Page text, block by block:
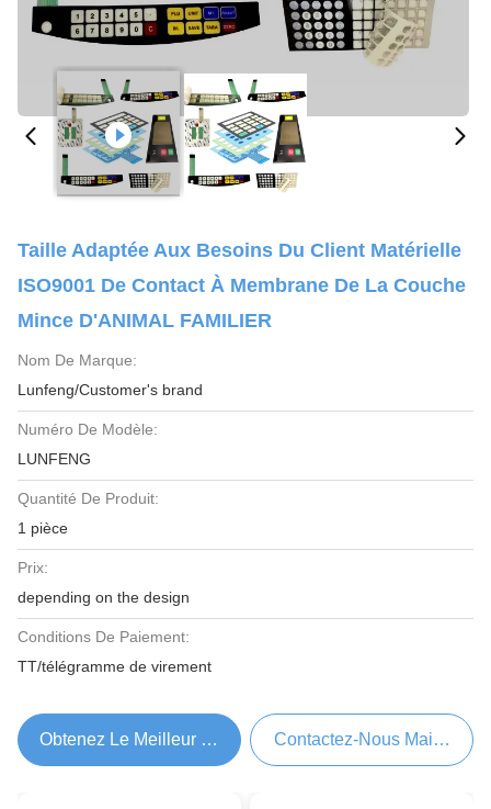
Taille Adaptée Aux Besoins Du Client Matérielle
ISO9001 De Contact À Membrane De La Couche
Mince D'ANIMAL FAMILIER
Nom De Marque:
Lunfeng/Customer's brand
Numéro De Modèle:
LUNFENG
Quantité De Produit:
1 pièce
Prix:
depending on the design
Conditions De Paiement:
TT/télégramme de virement
Obtenez Le Meilleur Prix Contactez-Nous Maintenant